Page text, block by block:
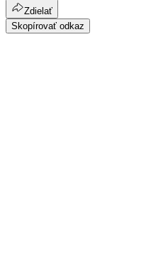
Zdielať
Skopírovať odkaz